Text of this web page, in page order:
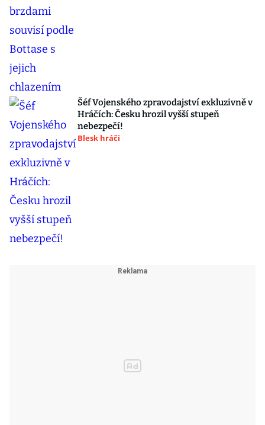
Šéf Vojenského zpravodajství exkluzivně v
Hráčích: Česku hrozil vyšší stupeň
nebezpečí!
Blesk hráči